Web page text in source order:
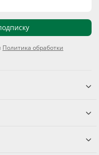
Политика обработки